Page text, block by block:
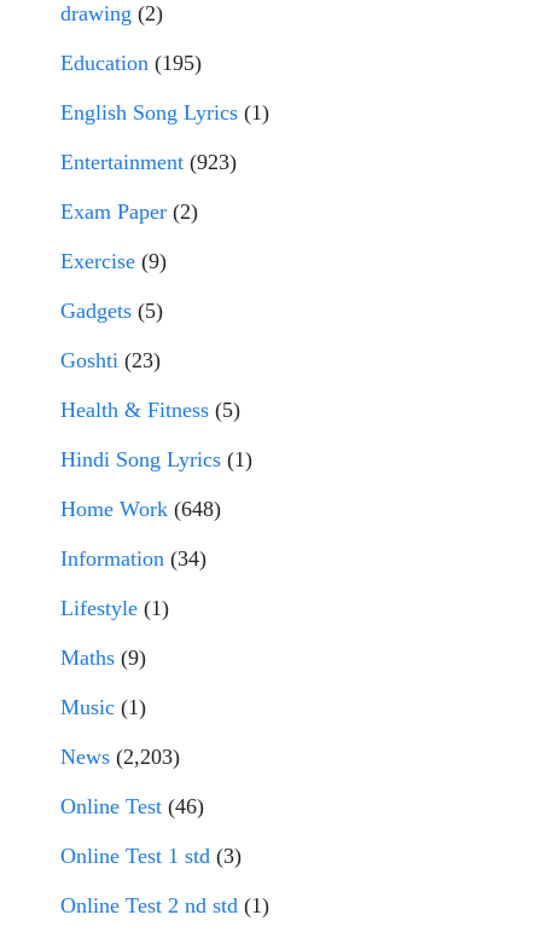
drawing (2)
Education (195)
English Song Lyrics (1)
Entertainment (923)
Exam Paper (2)
Exercise (9)
Gadgets (5)
Goshti (23)
Health & Fitness (5)
Hindi Song Lyrics (1)
Home Work (648)
Information (34)
Lifestyle (1)
Maths (9)
Music (1)
News (2,203)
Online Test (46)
Online Test 1 std (3)
Online Test 2 nd std (1)